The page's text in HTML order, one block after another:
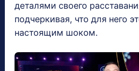
деталями своего
подчеркивая, что для него
настоящим шоком.